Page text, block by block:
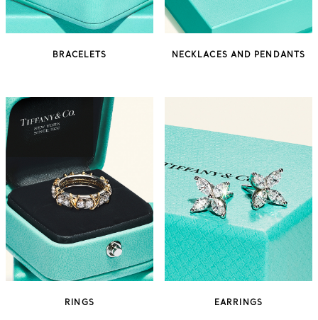
BRACELETS NECKLACES AND PENDANTS
RINGS EARRINGS